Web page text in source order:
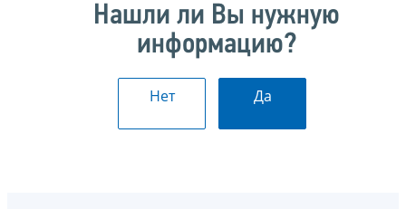
Нашли ли Вы нужную
информацию?
Нет Да